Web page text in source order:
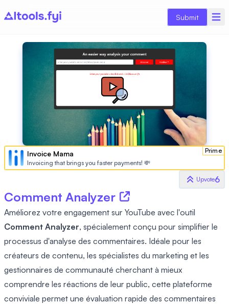
Submit
Prime
Invoice Mama
Invoicing that brings you faster payments! 💸
Upvote6
Comment Analyzer
Améliorez votre engagement sur YouTube avec l'outil
Comment Analyzer, spécialement conçu pour simplifier le
processus d'analyse des commentaires. Idéale pour les
créateurs de contenu, les spécialistes du marketing et les
gestionnaires de communauté cherchant à mieux
comprendre les réactions de leur public, cette plateforme
conviviale permet une évaluation rapide des commentaires